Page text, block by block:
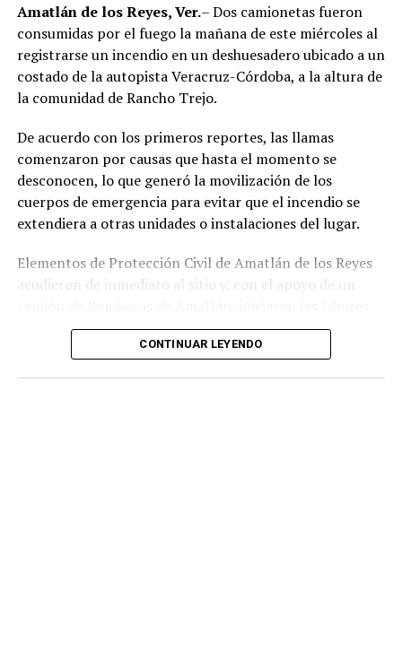
La sentencia representa uno de los primeros fallos
derivados de aquel operativo y confirma la
responsabilidad penal de los exuniformados por delitos
relacionados con la posesión de droga y el
públicos.
Amatlán de los Reyes, Ver.– Dos camionetas fueron
consumidas por el fuego la mañana de este miércoles al
registrarse un incendio en un deshuesadero ubicado a un
costado de la autopista Veracruz-Córdoba, a la altura de
la comunidad de Rancho Trejo.
De acuerdo con los primeros reportes, las llamas
comenzaron por causas que hasta el momento se
desconocen, lo que generó la movilización de los
cuerpos de emergencia para evitar que el incendio se
extendiera a otras unidades o instalaciones del lugar.
Elementos de Protección Civil de Amatlán de los Reyes
acudieron de inmediato al sitio y, con el apoyo de un
para sofocar el fuego, logrando controlar la emergencia
tras varios minutos de trabajo.
CONTINUAR LEYENDO